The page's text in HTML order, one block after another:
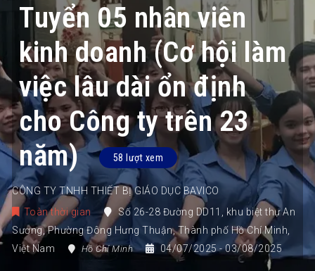
Tuyển 05 nhân viên
kinh doanh (Cơ hội làm
việc lâu dài ổn định
cho Công ty trên 23
năm)
58 lượt xem
CÔNG TY TNHH THIẾT BỊ GIÁO DỤC BAVICO
Toàn thời gian
Số 26-28 Đường DD11
khu biệt thự An
Sương,Phường Đông Hưng Thuận,Thành phố Hồ Chí Minh
Việt Nam
Hồ Chí Minh 04/07/2025- 03/08/2025